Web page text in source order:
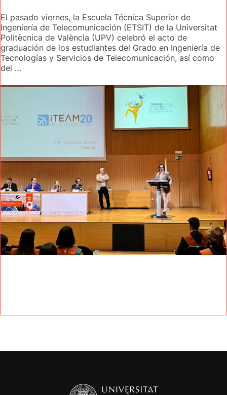
El pasado viernes, la Escuela Técnica Superior de
Ingeniería de Telecomunicación (ETSIT) de la Universitat
Politècnica de València (UPV) celebró el acto de
graduación de los estudiantes del Grado en Ingeniería de
Tecnologías y Servicios de Telecomunicación, así como
del …